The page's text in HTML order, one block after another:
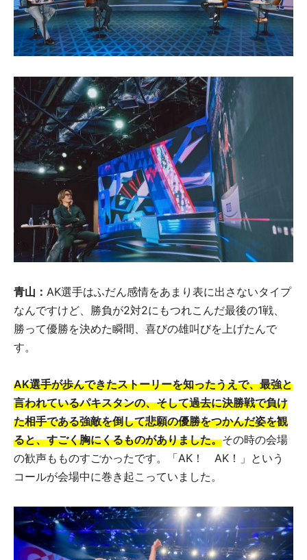
青山： AK選手はふだん感情をあまり表に出さないタイプ
なんですけど、勝負が2対2にもつれこんだ最後の1戦、
勝って優勝を決めた瞬間、喜びの雄叫びを上げたんで
す。
AK選手が歩んできたストーリーを知ったうえで、最強と
言われているパキスタンの、そして過去に決勝戦で負け
た相手である強敵を倒して悲願の優勝をつかんだ姿を観
ると、すごく胸にくるものがありました。その時の会場
の歓声もものすごかったです。「AK！ AK！」という
コールが会場中に巻き起こっていました。